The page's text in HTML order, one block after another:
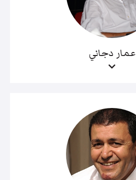
عمار دجاني